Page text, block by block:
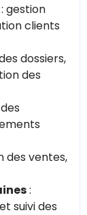
: gestion
clients
dossiers,
des
des ventes,
:
suivi des